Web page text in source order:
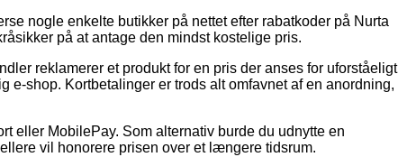
nogle enkelte butikker på nettet efter rabatkoder på Nurta
på at antage den mindst kostelige pris.
reklamerer et produkt for en pris der anses for uforståeligt
e-shop. Kortbetalinger er trods alt omfavnet af en anordning,
eller MobilePay. Som alternativ burde du udnytte en
vil honorere prisen over et længere tidsrum.